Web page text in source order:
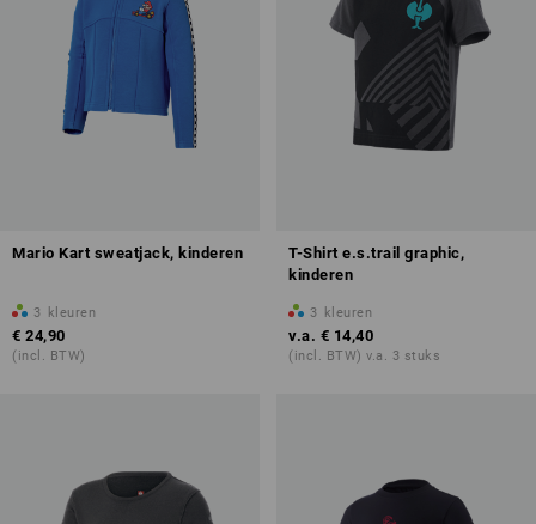
Mario Kart sweatjack, kinderen
3 kleuren
€ 24,90
(incl. BTW)
T-Shirt e.s.trail graphic,
kinderen
3 kleuren
v.a. € 14,40
(incl. BTW) v.a. 3 stuks